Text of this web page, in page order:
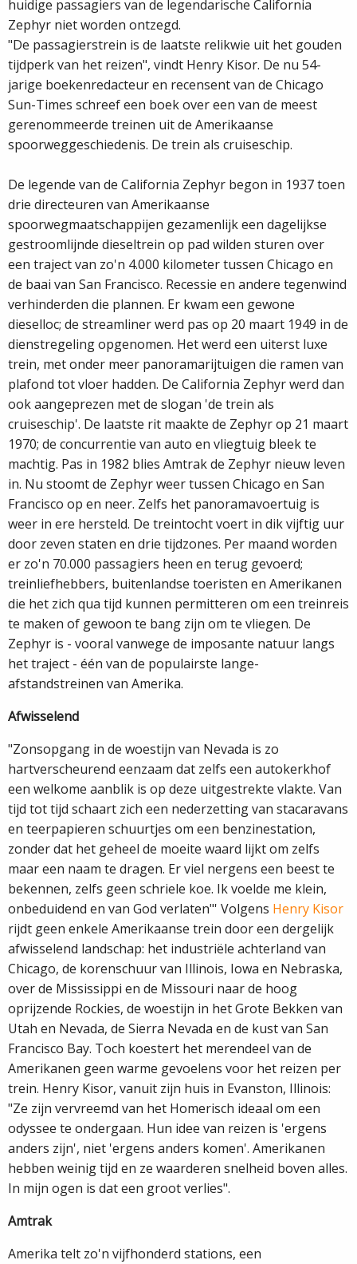
huidige passagiers van de legendarische California
Zephyr niet worden ontzegd.
"De passagierstrein is de laatste relikwie uit het gouden
tijdperk van het reizen", vindt Henry Kisor. De nu 54­-
jarige boekenredacteur en recensent van de Chicago
Sun­-Times schreef een boek over een van de meest
gerenommeerde treinen uit de Amerikaanse
spoorweggeschiedenis. De trein als cruiseschip.
De legende van de California Zephyr begon in 1937 toen
drie directeuren van Amerikaanse
spoorwegmaatschappijen gezamenlijk een dagelijkse
gestroomlijnde dieseltrein op pad wilden sturen over
een traject van zo'n 4.000 kilometer tussen Chicago en
de baai van San Francisco. Recessie en andere tegenwind
verhinderden die plannen. Er kwam een gewone
dieselloc; de streamliner werd pas op 20 maart 1949 in de
dienstregeling opgenomen. Het werd een uiterst luxe
trein, met onder meer panoramarijtuigen die ramen van
plafond tot vloer hadden. De California Zephyr werd dan
ook aangeprezen met de slogan 'de trein als
cruiseschip'. De laatste rit maakte de Zephyr op 21 maart
1970; de concurrentie van auto en vliegtuig bleek te
machtig. Pas in 1982 blies Amtrak de Zephyr nieuw leven
in. Nu stoomt de Zephyr weer tussen Chicago en San
Francisco op en neer. Zelfs het panoramavoertuig is
weer in ere hersteld. De treintocht voert in dik vijftig uur
door zeven staten en drie tijdzones. Per maand worden
er zo'n 70.000 passagiers heen en terug gevoerd;
treinliefhebbers, buitenlandse toeristen en Amerikanen
die het zich qua tijd kunnen permitteren om een treinreis
te maken of gewoon te bang zijn om te vliegen. De
Zephyr is - vooral vanwege de imposante natuur langs
het traject - één van de populairste lange­
afstandstreinen van Amerika.
Afwisselend
"Zonsopgang in de woestijn van Nevada is zo
hartverscheurend eenzaam dat zelfs een autokerkhof
een welkome aanblik is op deze uitgestrekte vlakte. Van
tijd tot tijd schaart zich een nederzetting van stacaravans
en teerpapieren schuurtjes om een benzinestation,
zonder dat het geheel de moeite waard lijkt om zelfs
maar een naam te dragen. Er viel nergens een beest te
bekennen, zelfs geen schriele koe. Ik voelde me klein,
onbeduidend en van God verlaten"' Volgens Henry Kisor
rijdt geen enkele Amerikaanse trein door een dergelijk
afwisselend landschap: het industriële achterland van
Chicago, de korenschuur van Illinois, Iowa en Nebraska,
over de Mississippi en de Missouri naar de hoog
oprijzende Rockies, de woestijn in het Grote Bekken van
Utah en Nevada, de Sierra Nevada en de kust van San
Francisco Bay. Toch koestert het merendeel van de
Amerikanen geen warme gevoelens voor het reizen per
trein. Henry Kisor, vanuit zijn huis in Evanston, Illinois:
"Ze zijn vervreemd van het Homerisch ideaal om een
odyssee te ondergaan. Hun idee van reizen is 'ergens
anders zijn', niet 'ergens anders komen'. Amerikanen
hebben weinig tijd en ze waarderen snelheid boven alles.
In mijn ogen is dat een groot verlies".
Amtrak
Amerika telt zo'n vijfhonderd stations, een